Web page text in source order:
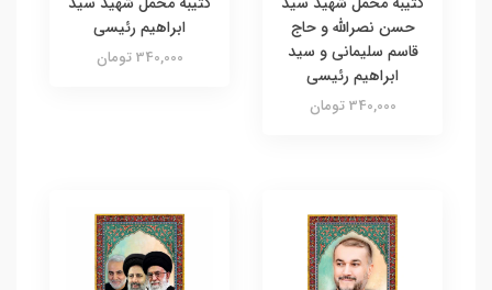
حسن نصرالله و حاج
قاسم سلیمانی و سید
ابراهیم رئیسی
340,000 تومان
ابراهیم رئیسی
340,000 تومان